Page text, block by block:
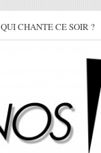
QUI CHANTE CE SOIR ?